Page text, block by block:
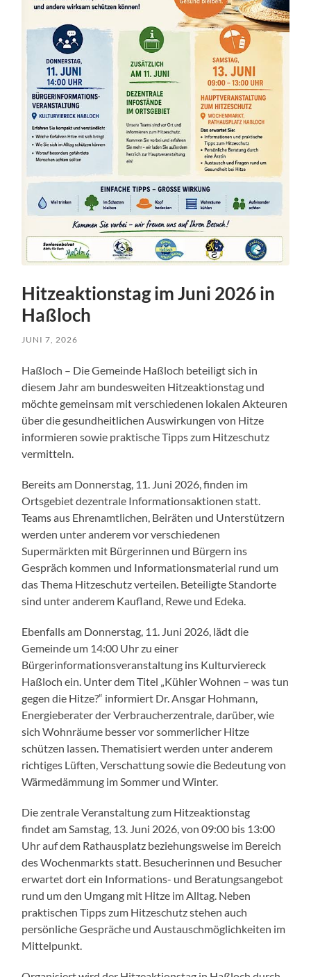
Hitzeaktionstag im Juni 2026 in
Haßloch
JUNI 7, 2026
Haßloch – Die Gemeinde Haßloch beteiligt sich in
diesem Jahr am bundesweiten Hitzeaktionstag und
möchte gemeinsam mit verschiedenen lokalen Akteuren
über die gesundheitlichen Auswirkungen von Hitze
informieren sowie praktische Tipps zum Hitzeschutz
vermitteln.
Bereits am Donnerstag, 11. Juni 2026, finden im
Ortsgebiet dezentrale Informationsaktionen statt.
Teams aus Ehrenamtlichen, Beiräten und Unterstützern
werden unter anderem vor verschiedenen
Supermärkten mit Bürgerinnen und Bürgern ins
Gespräch kommen und Informationsmaterial rund um
das Thema Hitzeschutz verteilen. Beteiligte Standorte
sind unter anderem Kaufland, Rewe und Edeka.
Ebenfalls am Donnerstag, 11. Juni 2026, lädt die
Gemeinde um 14:00 Uhr zu einer
Bürgerinformationsveranstaltung ins Kulturviereck
Haßloch ein. Unter dem Titel „Kühler Wohnen – was tun
gegen die Hitze?“ informiert Dr. Ansgar Hohmann,
Energieberater der Verbraucherzentrale, darüber, wie
sich Wohnräume besser vor sommerlicher Hitze
schützen lassen. Thematisiert werden unter anderem
richtiges Lüften, Verschattung sowie die Bedeutung von
Wärmedämmung im Sommer und Winter.
Die zentrale Veranstaltung zum Hitzeaktionstag
findet am Samstag, 13. Juni 2026, von 09:00 bis 13:00
Uhr auf dem Rathausplatz beziehungsweise im Bereich
des Wochenmarkts statt. Besucherinnen und Besucher
erwartet dort ein Informations- und Beratungsangebot
rund um den Umgang mit Hitze im Alltag. Neben
praktischen Tipps zum Hitzeschutz stehen auch
persönliche Gespräche und Austauschmöglichkeiten im
Mittelpunkt.